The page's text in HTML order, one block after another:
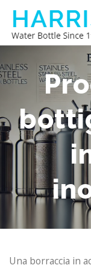
Passa
contenuto
BORRACCIA
Una borraccia in